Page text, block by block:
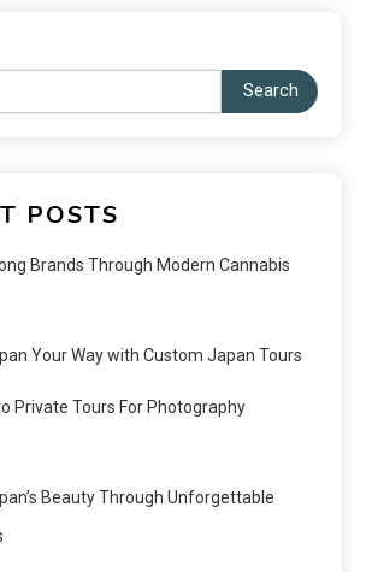
Search
POSTS
Brands Through Modern Cannabis
Your Way with Custom Japan Tours
Private Tours For Photography
Beauty Through Unforgettable